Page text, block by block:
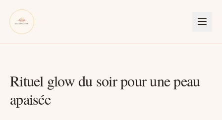
Rituel glow du soir pour une peau
apaisée